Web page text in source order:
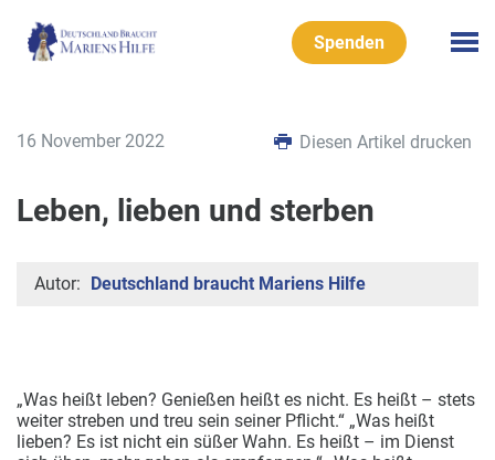
Spenden
16 November 2022 Diesen Artikel drucken
Leben, lieben und sterben
Autor: Deutschland braucht Mariens Hilfe
„Was heißt leben? Genießen heißt es nicht. Es heißt – stets
weiter streben und treu sein seiner Pflicht.“ „Was heißt
lieben? Es ist nicht ein süßer Wahn. Es heißt – im Dienst